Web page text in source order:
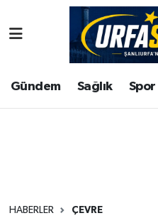
Gündem Sağlık Spor
HABERLER ÇEVRE
ASAYİS
ÇEVRE
Şanlıurfa Nöbetçi
Şanlıurfa Hava